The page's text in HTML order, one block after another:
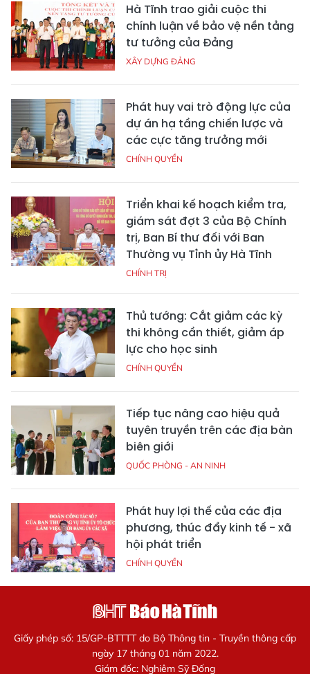
Hà Tĩnh trao giải cuộc thi
chính luận về bảo vệ nền tảng
tư tưởng của Đảng
XÂY DỰNG ĐẢNG
Phát huy vai trò động lực của
dự án hạ tầng chiến lược và
các cực tăng trưởng mới
CHÍNH QUYỀN
Triển khai kế hoạch kiểm tra,
giám sát đợt 3 của Bộ Chính
trị, Ban Bí thư đối với Ban
Thường vụ Tỉnh ủy Hà Tĩnh
CHÍNH TRỊ
Thủ tướng: Cắt giảm các kỳ
thi không cần thiết, giảm áp
lực cho học sinh
CHÍNH QUYỀN
Tiếp tục nâng cao hiệu quả
tuyên truyền trên các địa bàn
biên giới
QUỐC PHÒNG - AN NINH
Phát huy lợi thế của các địa
phương, thúc đẩy kinh tế - xã
hội phát triển
CHÍNH QUYỀN
Giấy phép số: 15/GP-BTTTT do Bộ Thông tin - Truyền thông cấp
ngày 17 tháng 01 năm 2022.
Giám đốc: Nghiêm Sỹ Đống